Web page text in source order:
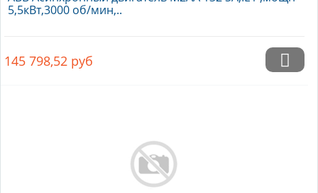
5,5кВт,3000 об/мин,..
145 798,52 руб